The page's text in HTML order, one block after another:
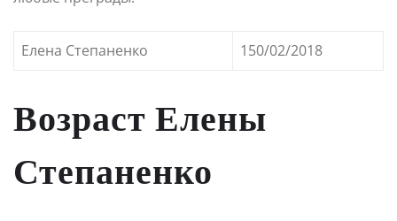
Елена Степаненко 150/02/2018
Возраст Елены
Степаненко